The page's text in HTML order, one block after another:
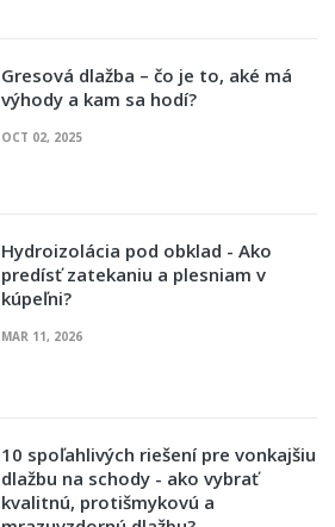
Gresová dlažba – čo je to, aké má
výhody a kam sa hodí?
OCT 02, 2025
Hydroizolácia pod obklad - Ako
predísť zatekaniu a plesniam v
kúpeľni?
MAR 11, 2026
10 spoľahlivých riešení pre vonkajšiu
dlažbu na schody - ako vybrať
kvalitnú, protišmykovú a